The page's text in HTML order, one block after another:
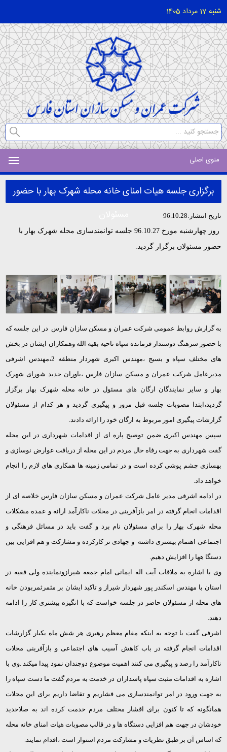
شنبه 17 مرداد 1405
منوی اصلی
برگزاری جلسه هیات امنای خانه محله شهرک بهار با حضور
تاریخ انتشار:96.10.28
روز چهارشنبه مورخ 96.10.27 جلسه توانمندسازی محله شهرک بهار با
حضور مسئولان برگزار گردید.
به گزارش روابط عمومی شرکت عمران و مسکن سازان فارس در این جلسه که
با حضور سرهنگ دوستدار فرمانده سپاه ناحیه بقیه الله وهمکاران ایشان در بخش
های مختلف سپاه و بسیج ،مهندس اکبری شهردار منطقه 2،مهندس اشرفی
مدیرعامل شرکت عمران و مسکن سازان فارس ،یاوران جدید شورای شهرک
بهار و سایر نمایندگان ارگان های مسئول در خانه محله شهرک بهار برگزار
گردید،ابتدا مصوبات جلسه قبل مرور و پیگیری گردید و هر کدام از مسئولان
گزارشات پیگیری امور مربوط به ارگان خود را ارائه دادند.
سپس مهندس اکبری ضمن توضیح پاره ای از اقدامات شهرداری در این محله
گفت شهرداری به جهت رفاه حال مردم در این محله از دریافت عوارض نوسازی و
بهسازی چشم پوشی کرده است و در تمامی زمینه ها همکاری های لازم را انجام
خواهد داد.
در ادامه اشرفی مدیر عامل شرکت عمران و مسکن سازان فارس خلاصه ای از
اقدامات انجام گرفته در امر بازآفرینی در محلات ناکارآمد ارائه و عمده مشکلات
محله شهرک بهار را برای مسئولان نام برد و گفت باید در مسائل فرهنگی و
اجتماعی اهتمام بیشتری داشته و جهادی تر کارکرده و مشارکت و هم افزایی بین
دستگا هها را افزایش دهیم.
وی با اشاره به ملاقات آیت اله ایمانی امام جمعه شیرازونماینده ولی فقیه در
استان با مهندس اسکندر پور شهردار شیراز و تاکید ایشان بر مثمرثمربودن خانه
های محله از مسئولان حاضر در جلسه خواست که با انگیزه بیشتری کار را ادامه
دهند.
اشرفی گفت با توجه به اینکه مقام معظم رهبری هر شش ماه یکبار گزارشات
اقدامات انجام گرفته در باب کاهش آسیب های اجتماعی و بازآفرینی محلات
ناکارآمد را رصد و پیگیری می کنند اهمیت موضوع دوچندان نمود پیدا میکند .وی با
اشاره به اقدامات مثبت سپاه پاسداران در خدمت به مردم گفت ما دست سپاه را
به جهت ورود در امر توانمندسازی می فشاریم و تقاضا داریم برای این محلات
همانگونه که تا کنون برای اقشار مختلف مردم خدمت کرده اند به صلاحدید
خودشان در جهت هم افزایی دستگاه ها و در قالب مصوبات هیات امنای خانه محله
که اساس آن بر طبق نظریات و مشارکت مردم استوار است ،اقدام نمایند.